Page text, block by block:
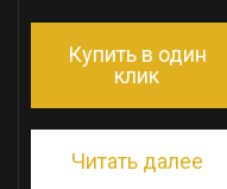
Купить в один
клик
Читать далее